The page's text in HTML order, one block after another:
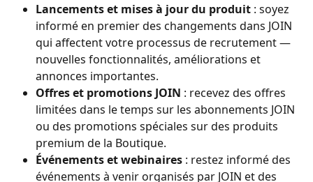
Lancements et mises à jour du produit : soyez
informé en premier des changements dans JOIN
qui affectent votre processus de recrutement —
nouvelles fonctionnalités, améliorations et
annonces importantes.
Offres et promotions JOIN : recevez des offres
limitées dans le temps sur les abonnements JOIN
ou des promotions spéciales sur des produits
premium de la Boutique.
Événements et webinaires : restez informé des
événements à venir organisés par JOIN et des